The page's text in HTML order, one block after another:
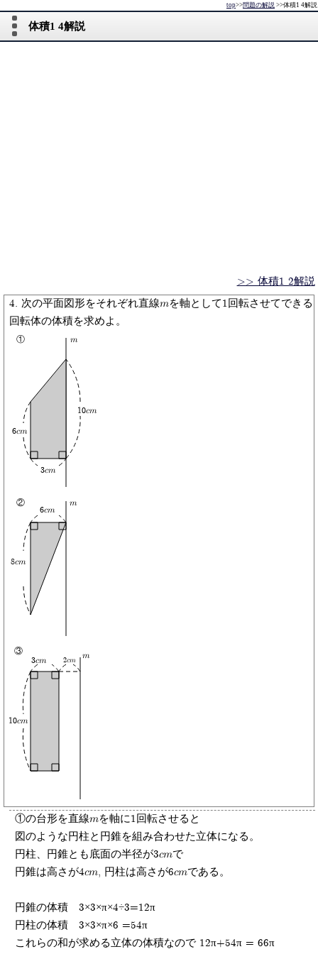
体積1 4解説
top>>問題の解説 >>体積1 4解説
>> 体積1 2解説
4. 次の平面図形をそれぞれ直線mを軸として1回転させてできる
回転体の体積を求めよ。
6cm
3cm
10cm
m
①
m
6cm
8cm
②
③
m
3cm 2cm
10cm
①の台形を直線mを軸に1回転させると
図のような円柱と円錐を組み合わせた立体になる。
円柱、円錐とも底面の半径が3cmで
円錐は高さが4cm, 円柱は高さが6cmである。
円錐の体積 3×3×π×4÷3=12π
円柱の体積 3×3×π×6 =54π
これらの和が求める立体の体積なので 12π+54π = 66π